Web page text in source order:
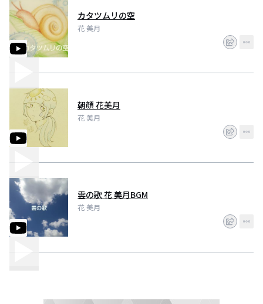
カタツムリの空
花 美月
朝顔 花美月
花 美月
雲の歌 花 美月BGM
花 美月